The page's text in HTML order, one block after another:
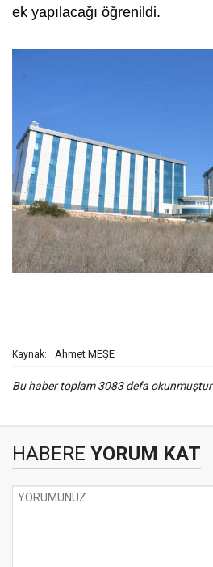
ek yapılacağı öğrenildi.
Kaynak: Ahmet MEŞE
Bu haber toplam 3083 defa okunmuştur
HABERE YORUM KAT